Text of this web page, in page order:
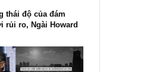
thái độ của đám